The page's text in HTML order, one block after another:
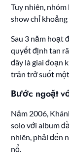
Tuy nhiên,
show chỉ khoảng
Sau 3 năm hoạt
quyết định tan
đây là giai đoạn
trăn trở suốt
Bước ngoặt
Năm 2006,
solo với album
nhiên, phải đến
nổ.